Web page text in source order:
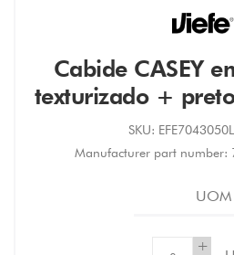
Cabide CASEY
texturizado +
SKU:
Manufacturer part number:
UOM
+